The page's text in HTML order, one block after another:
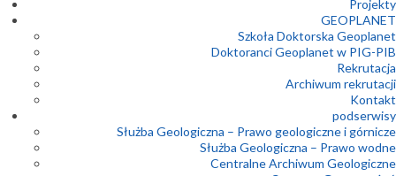
Projekty
GEOPLANET
Szkoła Doktorska Geoplanet
Doktoranci Geoplanet w PIG-PIB
Rekrutacja
Archiwum rekrutacji
Kontakt
podserwisy
Służba Geologiczna – Prawo geologiczne i górnicze
Służba Geologiczna – Prawo wodne
Centralne Archiwum Geologiczne